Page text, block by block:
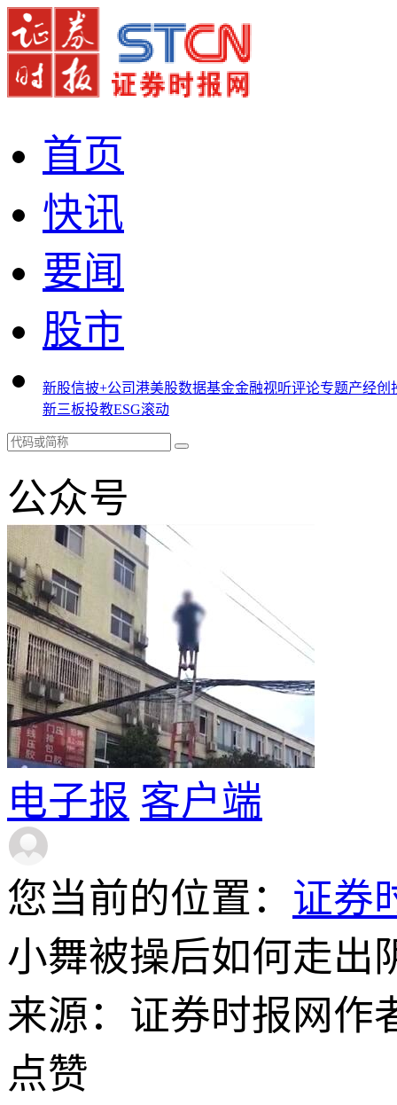
首页
快讯
要闻
股市
新股信披+公司港美股数据基金金融视听评论专题产经创
新三板投教ESG滚动
公众号
电子报 客户端
您当前的位置： 证券
小舞被操后如何走出
来源：证券时报网作
点赞